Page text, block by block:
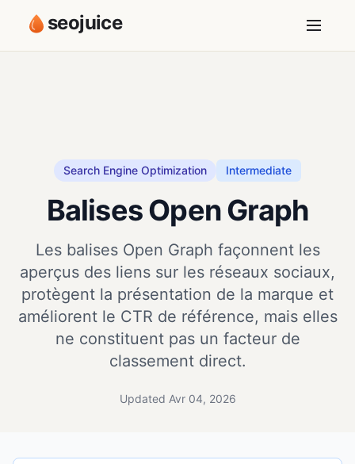
seojuice
Search Engine Optimization Intermediate
Balises Open Graph
Les balises Open Graph façonnent les
aperçus des liens sur les réseaux sociaux,
protègent la présentation de la marque et
améliorent le CTR de référence, mais elles
ne constituent pas un facteur de
classement direct.
Updated Avr 04, 2026